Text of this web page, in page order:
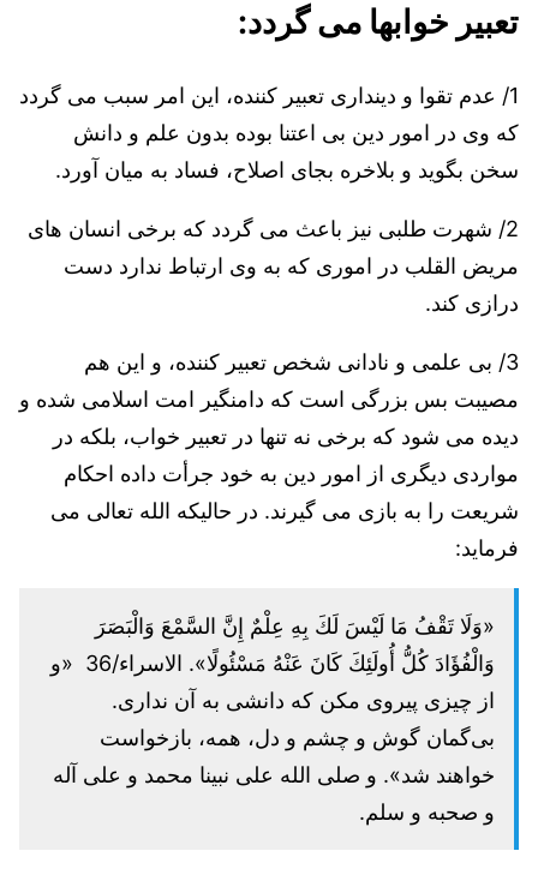
تعبیر خوابها می گردد:
1/ عدم تقوا و دینداری تعبیر کننده، این امر سبب می گردد
که وی در امور دین بی اعتنا بوده بدون علم و دانش
سخن بگوید و بلاخره بجای اصلاح، فساد به میان آورد.
2/ شهرت طلبی نیز باعث می گردد که برخی انسان های
مریض القلب در اموری که به وی ارتباط ندارد دست
درازی کند.
3/ بی علمی و نادانی شخص تعبیر کننده، و این هم
مصیبت بس بزرگی است که دامنگیر امت اسلامی شده و
دیده می شود که برخی نه تنها در تعبیر خواب، بلکه در
مواردی دیگری از امور دین به خود جرأت داده احکام
شریعت را به بازی می گیرند. در حالیکه الله تعالی می
فرماید:
«وَلَا تَقْفُ مَا لَيْسَ لَكَ بِهِ عِلْمٌ إِنَّ السَّمْعَ وَالْبَصَرَ
وَالْفُؤَادَ كُلُّ أُولَئِكَ كَانَ عَنْهُ مَسْئُولًا». الاسراء/36 «و
از چیزی پیروی مکن که دانشی به آن نداری.
بی‌گمان گوش و چشم و دل، همه، بازخواست
خواهند شد». و صلی الله علی نبینا محمد و علی آله
و صحبه و سلم.